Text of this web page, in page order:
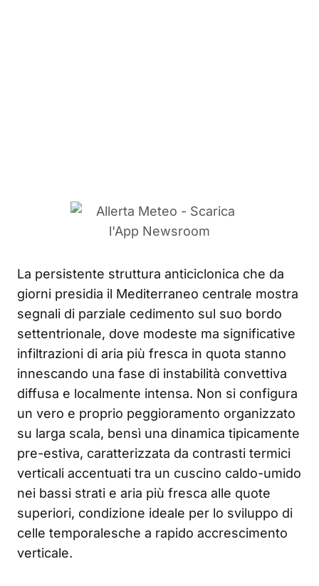
La persistente struttura anticiclonica che da
giorni presidia il Mediterraneo centrale mostra
segnali di parziale cedimento sul suo bordo
settentrionale, dove modeste ma significative
infiltrazioni di aria più fresca in quota stanno
innescando una fase di instabilità convettiva
diffusa e localmente intensa. Non si configura
un vero e proprio peggioramento organizzato
su larga scala, bensì una dinamica tipicamente
pre-estiva, caratterizzata da contrasti termici
verticali accentuati tra un cuscino caldo-umido
nei bassi strati e aria più fresca alle quote
superiori, condizione ideale per lo sviluppo di
celle temporalesche a rapido accrescimento
verticale.